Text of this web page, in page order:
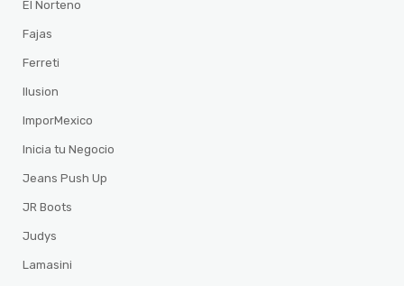
El Norteno
Fajas
Ferreti
Ilusion
ImporMexico
Inicia tu Negocio
Jeans Push Up
JR Boots
Judys
Lamasini